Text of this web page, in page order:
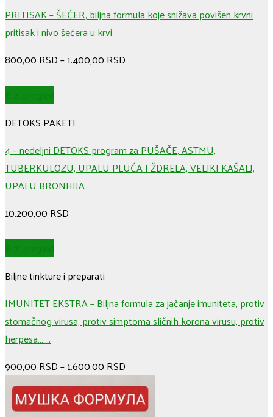
PRITISAK – ŠEĆER, biljna formula koje snižava povišen krvni
pritisak i nivo šećera u krvi
800,00 RSD–1.400,00 RSD
DETOKS PAKETI
4 – nedeljni DETOKS program za PUŠAČE, ASTMU,
TUBERKULOZU, UPALU PLUĆA I ŽDRELA, VELIKI KAŠALJ,
UPALU BRONHIJA…
10.200,00 RSD
Biljne tinkture i preparati
IMUNITET EKSTRA – Biljna formula za jačanje imuniteta, protiv
stomačnog virusa, protiv simptoma sličnih korona virusu, protiv
herpesa…….
900,00 RSD–1.600,00 RSD